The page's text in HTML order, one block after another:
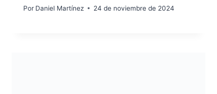
Por Daniel Martínez 24 de noviembre de 2024